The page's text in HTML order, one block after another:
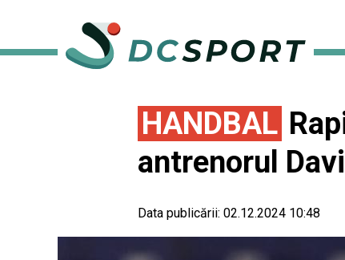
HANDBAL
antrenorul
Data publicării: 02.12.2024 10:48